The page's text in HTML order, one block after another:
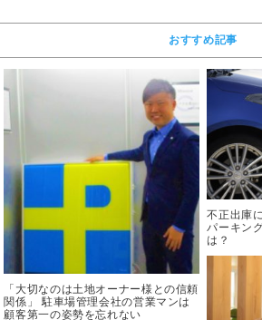
おすすめ記事
「大切なのは土地オーナー様との信頼
関係」 駐車場管理会社の営業マンは
顧客第一の姿勢を忘れない
不正出庫
パーキン
は？